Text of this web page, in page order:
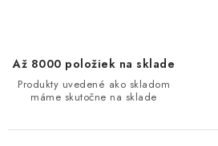
Až 8000 položiek na sklade
Produkty uvedené ako skladom
máme skutočne na sklade